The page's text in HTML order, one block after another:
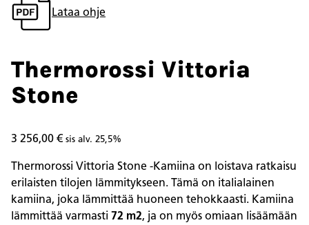
Lataa ohje
Thermorossi Vittoria
Stone
3 256,00 € sis alv. 25,5%
Thermorossi Vittoria Stone -Kamiina on loistava ratkaisu
erilaisten tilojen lämmitykseen. Tämä on italialainen
kamiina, joka lämmittää huoneen tehokkaasti. Kamiina
lämmittää varmasti 72 m2, ja on myös omiaan lisäämään